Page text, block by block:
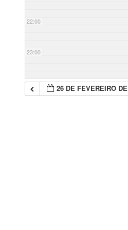
22:00
23:00
26 DE FEVEREIRO